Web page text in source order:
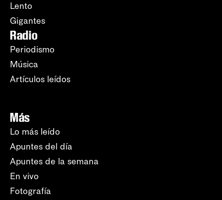
Lento
Gigantes
Radio
Periodismo
Música
Artículos leídos
Más
Lo más leído
Apuntes del día
Apuntes de la semana
En vivo
Fotografía